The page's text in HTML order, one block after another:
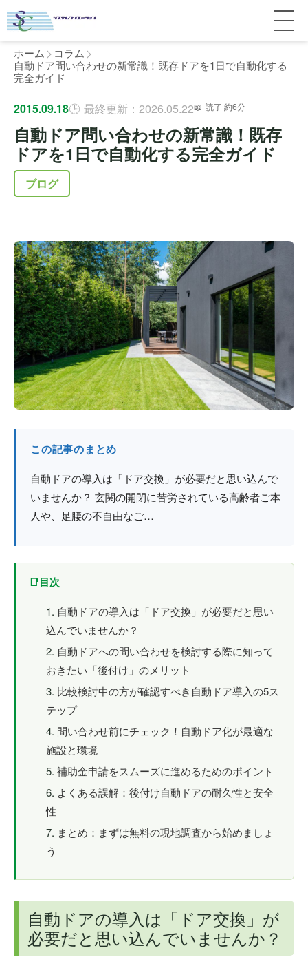
サービス紹介
料金
補助金
個人宅
マンション
ホテル
工場・倉庫
防火戸
全国対応について
神奈川
千葉
埼玉
茨城
栃木
関西エリア
施工事例
お客様の声
完全ガイド
製品比較
用語集
コラム
最新情報
個人のお客様へ
法人のお客様へ
ホーム
コラム
自動ドア問い合わせの新常識！既存ドアを1日で自動化する
完全ガイド
2015.09.18 最終更新：2026.05.22 読了 約6分
自動ドア問い合わせの新常識！既存
ドアを1日で自動化する完全ガイド
ブログ
この記事のまとめ
自動ドアの導入は「ドア交換」が必要だと思い込んで
いませんか？ 玄関の開閉に苦労されている高齢者ご本
人や、足腰の不自由なご…
目次
自動ドアの導入は「ドア交換」が必要だと思い
込んでいませんか？
自動ドアへの問い合わせを検討する際に知って
おきたい「後付け」のメリット
比較検討中の方が確認すべき自動ドア導入の5ス
テップ
問い合わせ前にチェック！自動ドア化が最適な
施設と環境
補助金申請をスムーズに進めるためのポイント
よくある誤解：後付け自動ドアの耐久性と安全
性
まとめ：まずは無料の現地調査から始めましょ
う
自動ドアの導入は「ドア交換」が
必要だと思い込んでいませんか？